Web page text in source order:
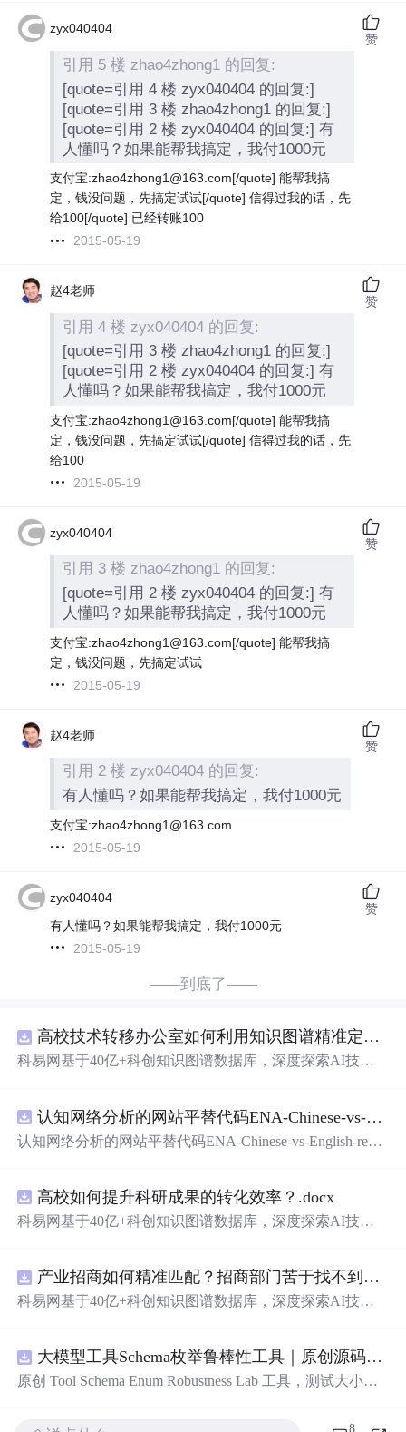
zyx040404
引用 5 楼 zhao4zhong1 的回复:
[quote=引用 4 楼 zyx040404 的回复:]
[quote=引用 3 楼 zhao4zhong1 的回复:]
[quote=引用 2 楼 zyx040404 的回复:] 有
人懂吗？如果能帮我搞定，我付1000元
支付宝:zhao4zhong1@163.com[/quote] 能帮我搞
定，钱没问题，先搞定试试[/quote] 信得过我的话，先
给100[/quote] 已经转账100
2015-05-19
赞
赵4老师
引用 4 楼 zyx040404 的回复:
[quote=引用 3 楼 zhao4zhong1 的回复:]
[quote=引用 2 楼 zyx040404 的回复:] 有
人懂吗？如果能帮我搞定，我付1000元
支付宝:zhao4zhong1@163.com[/quote] 能帮我搞
定，钱没问题，先搞定试试[/quote] 信得过我的话，先
给100
2015-05-19
赞
zyx040404
引用 3 楼 zhao4zhong1 的回复:
[quote=引用 2 楼 zyx040404 的回复:] 有
人懂吗？如果能帮我搞定，我付1000元
支付宝:zhao4zhong1@163.com[/quote] 能帮我搞
定，钱没问题，先搞定试试
2015-05-19
赞
赵4老师
引用 2 楼 zyx040404 的回复:
有人懂吗？如果能帮我搞定，我付1000元
支付宝:zhao4zhong1@163.com
2015-05-19
赞
zyx040404
有人懂吗？如果能帮我搞定，我付1000元
2015-05-19
赞
——到底了——
高校技术转移办公室如何利用知识图谱精准定位产业需求与技术适配点？.docx
科易网基于40亿+科创知识图谱数据库，深度探索AI技术
新领域的AI+数智化解决方案，推动科技创新与产业创新
智能化发展。
认知网络分析的网站平替代码ENA-Chinese-vs-English-reproducible.zip
认知网络分析的网站平替代码ENA-Chinese-vs-English-repro
高校如何提升科研成果的转化效率？.docx
科易网基于40亿+科创知识图谱数据库，深度探索AI技术
新领域的AI+数智化解决方案，推动科技创新与产业创新
智能化发展。
产业招商如何精准匹配？招商部门苦于找不到符合产业链补链强链方向的目标企业怎么办？.docx
科易网基于40亿+科创知识图谱数据库，深度探索AI技术
新领域的AI+数智化解决方案，推动科技创新与产业创新
智能化发展。
大模型工具Schema枚举鲁棒性工具｜原创源码+测试+离线报告
原创 Tool Schema Enum Robustness Lab 工具，测试大小
8